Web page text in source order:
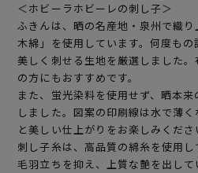
＜ホビーラホビーレの刺し子＞
ふきんは、晒の名産地・泉州で織
木綿」を使用しています。何度もの
美しく刺せる生地を厳選しました
の方にもおすすめです。
また、蛍光染料を使用せず、晒本
しました。図案の印刷線は水で薄
と美しい仕上がりをお楽しみくださ
刺し子糸は、高品質の綿糸を使用
毛羽立ちを抑え、上質な艶を出して